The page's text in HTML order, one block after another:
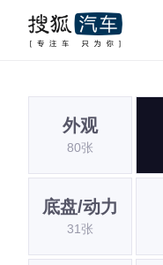
外观
80张
底盘/动力
31张